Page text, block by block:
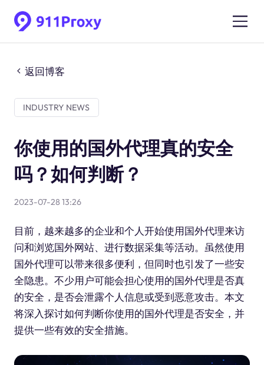
返回博客
INDUSTRY NEWS
你使用的国外代理真的安全
吗？如何判断？
2023-07-28 13:26
目前，越来越多的企业和个人开始使用国外代理来访
问和浏览国外网站、进行数据采集等活动。虽然使用
国外代理可以带来很多便利，但同时也引发了一些安
全隐患。不少用户可能会担心使用的国外代理是否真
的安全，是否会泄露个人信息或受到恶意攻击。本文
将深入探讨如何判断你使用的国外代理是否安全，并
提供一些有效的安全措施。